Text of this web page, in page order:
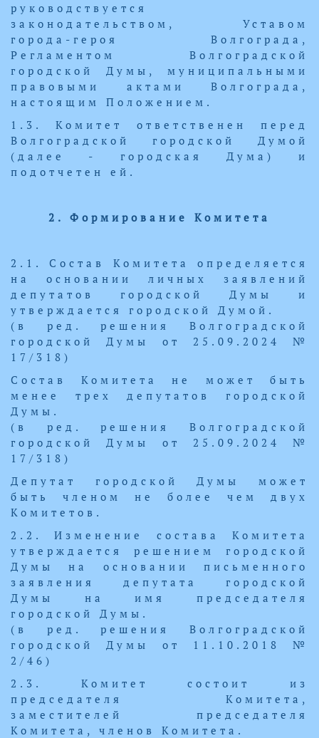
руководствуется
законодательством, Уставом
города-героя Волгограда,
Регламентом Волгоградской
городской Думы, муниципальными
правовыми актами Волгограда,
настоящим Положением.
1.3. Комитет ответственен перед
Волгоградской городской Думой
(далее - городская Дума) и
подотчетен ей.
2. Формирование Комитета
2.1. Состав Комитета определяется
на основании личных заявлений
депутатов городской Думы и
утверждается городской Думой.
(в ред. решения Волгоградской
городской Думы от 25.09.2024 №
17/318)
Состав Комитета не может быть
менее трех депутатов городской
Думы.
(в ред. решения Волгоградской
городской Думы от 25.09.2024 №
17/318)
Депутат городской Думы может
быть членом не более чем двух
Комитетов.
2.2. Изменение состава Комитета
утверждается решением городской
Думы на основании письменного
заявления депутата городской
Думы на имя председателя
городской Думы.
(в ред. решения Волгоградской
городской Думы от 11.10.2018 №
2/46)
2.3. Комитет состоит из
председателя Комитета,
заместителей председателя
Комитета, членов Комитета.